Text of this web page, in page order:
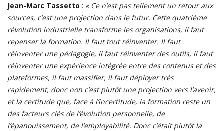
Jean-Marc Tassetto : « Ce n’est pas tellement un retour aux
sources, c’est une projection dans le futur. Cette quatrième
révolution industrielle transforme les organisations, il faut
repenser la formation. Il faut tout réinventer. Il faut
réinventer une pédagogie, il faut réinventer des outils, il faut
réinventer une expérience intégrée entre des contenus et des
plateformes, il faut massifier, il faut déployer très
rapidement, donc non c’est plutôt une projection vers l’avenir,
et la certitude que, face à l’incertitude, la formation reste un
des facteurs clés de l’évolution personnelle, de
l’épanouissement, de l’employabilité. Donc c’était plutôt la